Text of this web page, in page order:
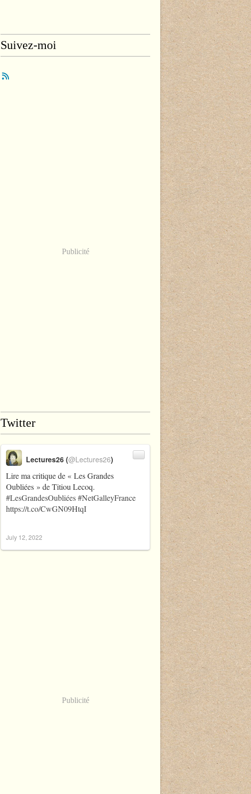
Suivez-moi
Publicité
Twitter
Lire ma critique de « Les Grandes
Oubliées » de Titiou Lecoq.
#LesGrandesOubliées#NetGalleyFrance
https://t.co/CwGN09HtqI
Lectures26 (@Lectures26)
July 12, 2022
Publicité